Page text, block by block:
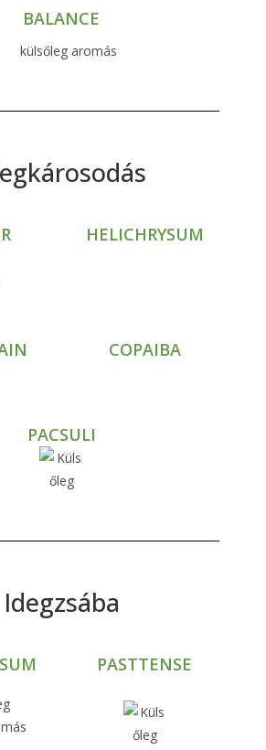
BALANCE
HELICHRYSUM
COPAIBA
PACSULI
Idegzsába
PASTTENSE